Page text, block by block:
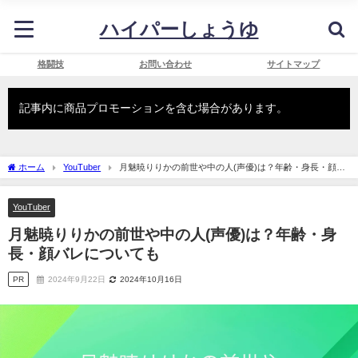
ハイパーしょうゆ
格闘技 お問い合わせ サイトマップ
記事内に商品プロモーションを含む場合があります。
ホーム YouTuber
月魅暁りりかの前世や中の人(声優)は？年齢・身長・顔バ
レについても
YouTuber
月魅暁りりかの前世や中の人(声優)は？年齢・身
長・顔バレについても
PR 2024年9月22日 2024年10月16日